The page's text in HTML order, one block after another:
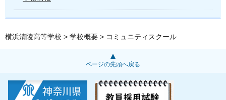
横浜清陵高等学校 > 学校概要 > コミュニティスクール
ページの先頭へ戻る